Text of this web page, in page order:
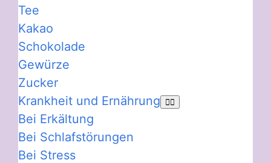
Tee
Kakao
Schokolade
Gewürze
Zucker
Krankheit und Ernährung
Bei Erkältung
Bei Schlafstörungen
Bei Stress